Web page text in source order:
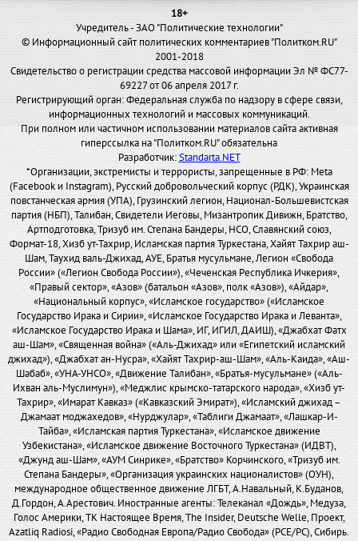
18+
Учредитель - ЗАО "Политические технологии"
© Информационный сайт политических комментариев "Политком.RU"
2001-2018
Свидетельство о регистрации средства массовой информации Эл № ФС77-
69227 от 06 апреля 2017 г.
Регистрирующий орган: Федеральная служба по надзору в сфере связи,
информационных технологий и массовых коммуникаций.
При полном или частичном использовании материалов сайта активная
гиперссылка на "Политком.RU" обязательна
Разработчик:Standarta.NET
*Организации, экстремисты и террористы, запрещенные в РФ: Meta
(Facebook и Instagram), Русский добровольческий корпус (РДК), Украинская
повстанческая армия (УПА), Грузинский легион, Национал-Большевистская
партия (НБП), Талибан, Свидетели Иеговы, Мизантропик Дивижн, Братство,
Артподготовка, Тризуб им. Степана Бандеры, НСО, Славянский союз,
Формат-18, Хизб ут-Тахрир, Исламская партия Туркестана, Хайят Тахрир аш-
Шам, Таухид валь-Джихад, АУЕ, Братья мусульмане, Легион «Свобода
России» («Легион Свобода России»), «Чеченская Республика Ичкерия»,
«Правый сектор», «Азов» (батальон «Азов», полк «Азов»), «Айдар»,
«Национальный корпус», «Исламское государство» («Исламское
Государство Ирака и Сирии», «Исламское Государство Ирака и Леванта»,
«Исламское Государство Ирака и Шама», ИГ, ИГИЛ, ДАИШ), «Джабхат Фатх
аш-Шам», «Священная война» («Аль-Джихад» или «Египетский исламский
джихад»), «Джабхат ан-Нусра», «Хайят Тахрир-аш-Шам», «Аль-Каида», «Аш-
Шабаб», «УНА-УНСО», «Движение Талибан», «Братья-мусульмане» («Аль-
Ихван аль-Муслимун»), «Меджлис крымско-татарского народа», «Хизб ут-
Тахрир», «Имарат Кавказ» («Кавказский Эмират»), «Исламский джихад –
Джамаат моджахедов», «Нурджулар», «Таблиги Джамаат», «Лашкар-И-
Тайба», «Исламская партия Туркестана», «Исламское движение
Узбекистана», «Исламское движение Восточного Туркестана» (ИДВТ),
«Джунд аш-Шам», «АУМ Синрике», «Братство» Корчинского, «Тризуб им.
Степана Бандеры», «Организация украинских националистов» (ОУН),
международное общественное движение ЛГБТ, А.Навальный, К.Буданов,
Д.Гордон, А.Арестович. Иностранные агенты: Телеканал «Дождь», Медуза,
Голос Америки, ТК Настоящее Время, The Insider, Deutsche Welle, Проект,
Azatliq Radiosi, «Радио Свободная Европа/Радио Свобода» (PCE/PC), Сибирь.